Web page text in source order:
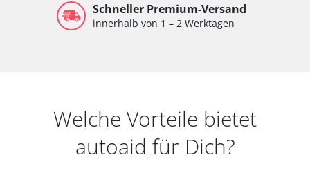
Schneller Premium-Versand
innerhalb von 1 – 2 Werktagen
Welche Vorteile bietet
autoaid für Dich?